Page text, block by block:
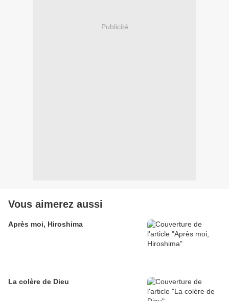
Publicité
Vous aimerez aussi
Après moi, Hiroshima
La colère de Dieu